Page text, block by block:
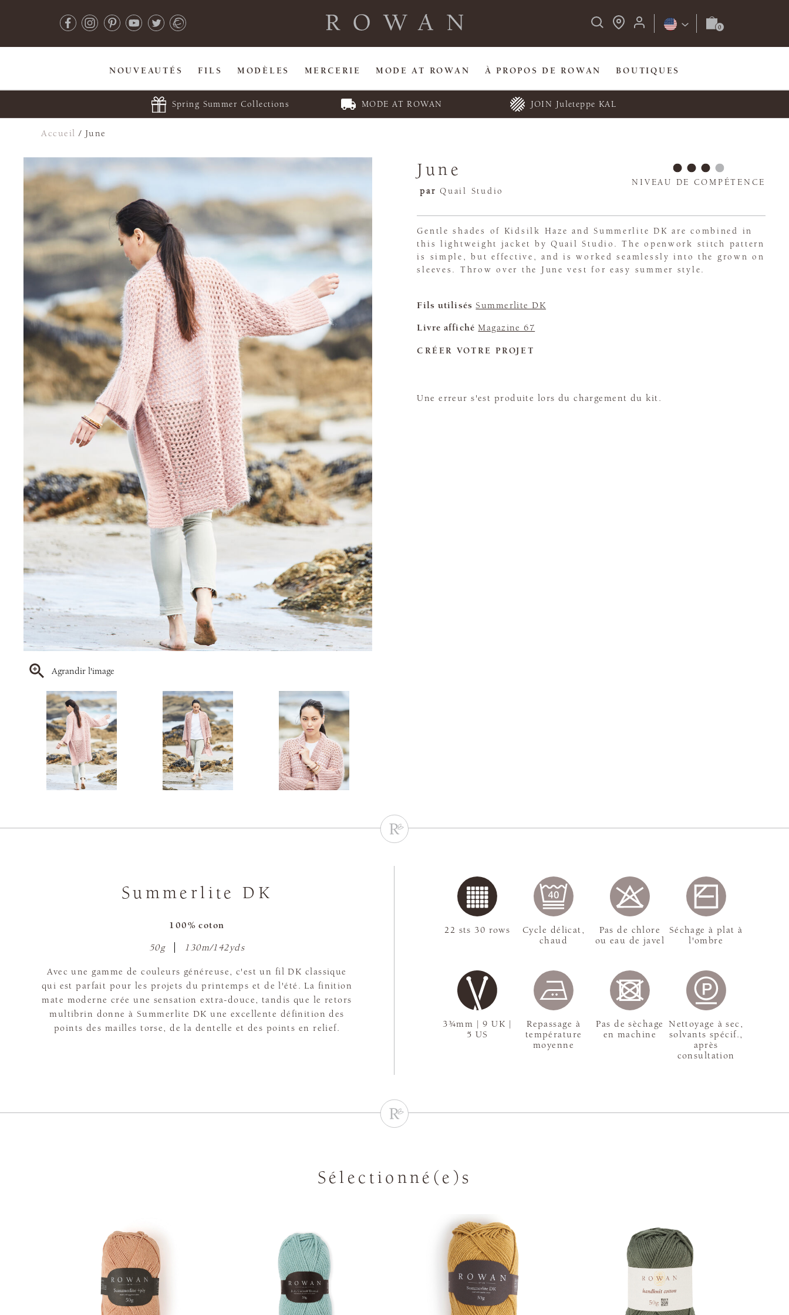
NOUVEAUTÉS FILS MODÈLES MERCERIE MODE AT ROWAN À PROPOS DE ROWAN BOUTIQUES
Spring Summer Collections MODE AT ROWAN JOIN Juleteppe KAL
Accueil / June
Agrandir l'image
June
par Quail Studio
NIVEAU DE COMPÉTENCE
Gentle shades of Kidsilk Haze and Summerlite DK are combined in
this lightweight jacket by Quail Studio. The openwork stitch pattern
is simple, but effective, and is worked seamlessly into the grown on
sleeves. Throw over the June vest for easy summer style.
Fils utilisés Summerlite DK
Livre affiché Magazine 67
CRÉER VOTRE PROJET
Une erreur s'est produite lors du chargement du kit.
Summerlite DK
100% coton
50g 130m/142yds
Avec une gamme de couleurs généreuse, c'est un fil DK classique
qui est parfait pour les projets du printemps et de l'été. La finition
mate moderne crée une sensation extra-douce, tandis que le retors
multibrin donne à Summerlite DK une excellente définition des
points des mailles torse, de la dentelle et des points en relief.
3¾mm | 9 UK |
5 US
22 sts 30 rows
Cycle délicat,
chaud
Pas de chlore
ou eau de javel
Séchage à plat à
l'ombre
Repassage à
température
moyenne
Pas de sèchage
en machine
Nettoyage à sec,
solvants spécif.,
après
consultation
Sélectionné(e)s